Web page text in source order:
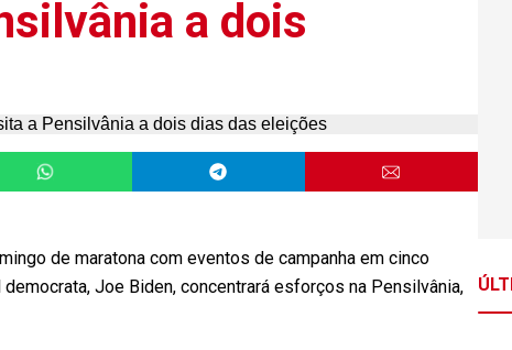
a dois
de maratona com eventos de campanha em cinco
Joe Biden, concentrará esforços na Pensilvânia,